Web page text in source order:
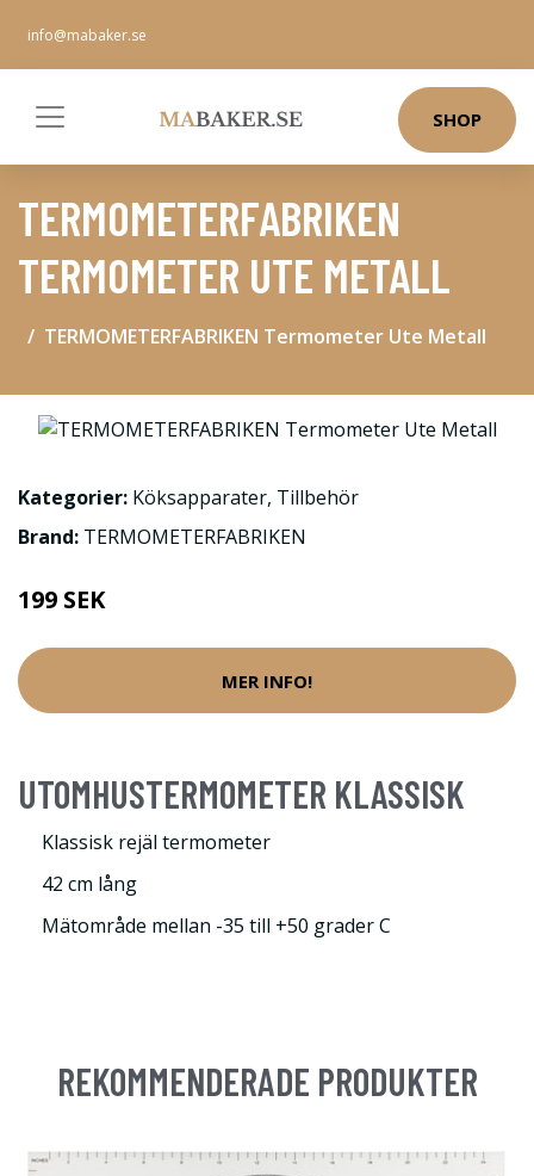
info@mabaker.se
SHOP
TERMOMETERFABRIKEN
TERMOMETER UTE METALL
TERMOMETERFABRIKEN Termometer Ute Metall
Kategorier: Köksapparater, Tillbehör
Brand: TERMOMETERFABRIKEN
199 SEK
MER INFO!
UTOMHUSTERMOMETER KLASSISK
Klassisk rejäl termometer
42 cm lång
Mätområde mellan -35 till +50 grader C
REKOMMENDERADE PRODUKTER